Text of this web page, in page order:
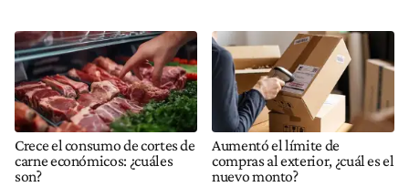
Crece el consumo de cortes de
carne económicos: ¿cuáles
son?
Aumentó el límite de
compras al exterior, ¿cuál es el
nuevo monto?